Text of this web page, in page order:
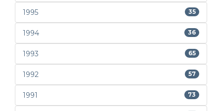
1995 35
1994 36
1993 65
1992 57
1991 73